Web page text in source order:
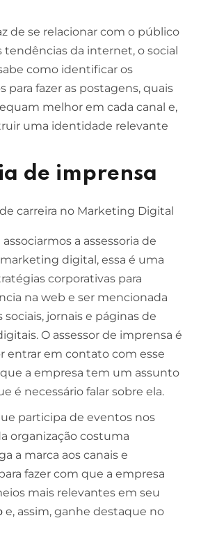
de se relacionar com o público
tendências da internet, o social
como identificar os
para fazer as postagens, quais
melhor em cada canal e,
uma identidade relevante
de imprensa
a assessoria de
digital, essa é uma
corporativas para
na web e ser mencionada
jornais e páginas de
O assessor de imprensa é
entrar em contato com esse
a empresa tem um assunto
é necessário falar sobre ela.
participa de eventos nos
organização costuma
a marca aos canais e
fazer com que a empresa
mais relevantes em seu
e, assim, ganhe destaque no